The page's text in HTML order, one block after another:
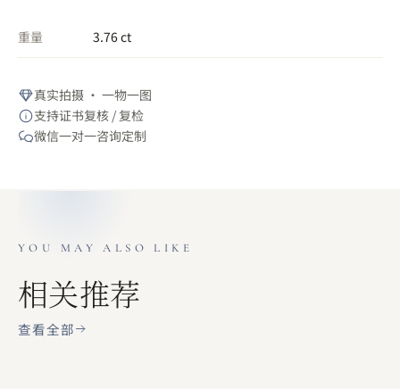
重量 3.76 ct
真实拍摄 · 一物一图
支持证书复核 / 复检
微信一对一咨询定制
YOU MAY ALSO LIKE
相关推荐
查看全部